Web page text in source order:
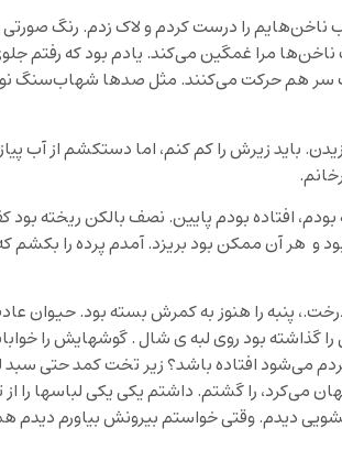
را درست کرد‌م و لاک زدم. رنگ صورتی
مرا غمگین می‌کند. یادم بود که رفتم
سر هم حرکت می‌کنند. مثل صدها شهاب‌سنگ
باید زیرش را کم کنم، اما دستکشم از آب
افتاده بودم پایین. نصف بالکن ریخته بود
و هر آن ممکن بود بریزد. آمدم پرده را بکشم
پنبه را هنوز به کمرش بسته بود. حیوان
گذاشته بود روی لبه ی شال . گوشهایش را
می‌شود افتاده باشد؟ زیر تخت کمد حتی
می‌کرد، را گشتم. داشتم یکی یکی لباسها را از
دیدم. وقتی خواستم بیرونش بیاورم دیدم